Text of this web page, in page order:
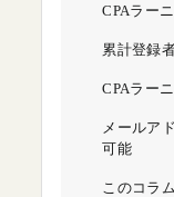
CPAラー
累計登録
CPAラー
メールア
可能
このコラ